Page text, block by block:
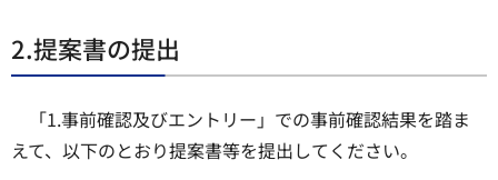
2.提案書の提出
「1.事前確認及びエントリー」での事前確認結果を踏ま
えて、以下のとおり提案書等を提出してください。